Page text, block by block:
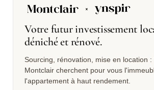
Votre futur investissement
déniché et rénové.
Sourcing, rénovation, mise en location :
Montclair cherchent pour vous
l'appartement à haut rendement.